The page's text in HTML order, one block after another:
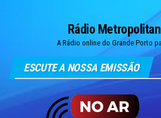
Rádio
A Rádio online do Grande Porto
ESCUTE A NOSSA EMISSÃO